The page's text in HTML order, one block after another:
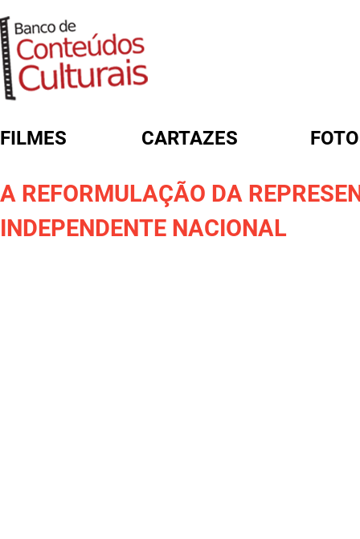
FILMES CARTAZES
A REFORMULAÇÃO DA
INDEPENDENTE NACIONAL
FORMULÁRIO DE BUSCA